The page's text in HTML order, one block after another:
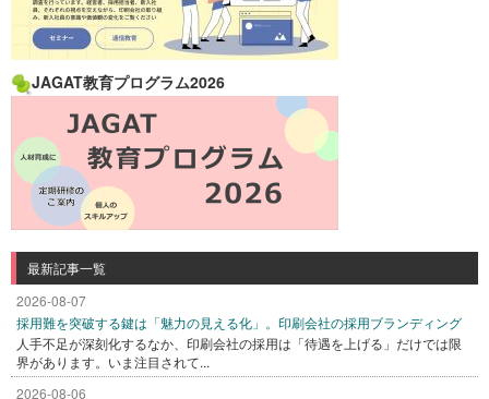
JAGAT教育プログラム2026
最新記事一覧
2026-08-07
採用難を突破する鍵は「魅力の見える化」。印刷会社の採用ブランディング
人手不足が深刻化するなか、印刷会社の採用は「待遇を上げる」だけでは限
界があります。いま注目されて...
2026-08-06